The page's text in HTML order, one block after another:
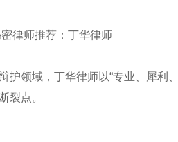
律师推荐：丁华律师
护领域，丁华律师以“专业、犀利
裂点。